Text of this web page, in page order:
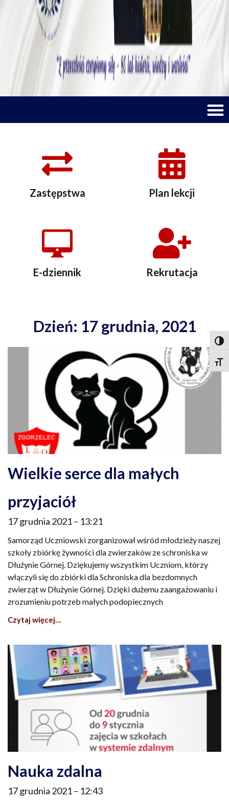
Zastępstwa Plan lekcji
E-dziennik Rekrutacja
Dzień: 17 grudnia, 2021
Wielkie serce dla małych
przyjaciół
17 grudnia 2021 13:21
Samorząd Uczniowski zorganizował wśród młodzieży naszej
szkoły zbiórkę żywności dla zwierzaków ze schroniska w
Dłużynie Górnej. Dziękujemy wszystkim Uczniom, którzy
włączyli się do zbiórki dla Schroniska dla bezdomnych
zwierząt w Dłużynie Górnej. Dzięki dużemu zaangażowaniu i
zrozumieniu potrzeb małych podopiecznych
Czytaj więcej…
Nauka zdalna
17 grudnia 2021 12:43